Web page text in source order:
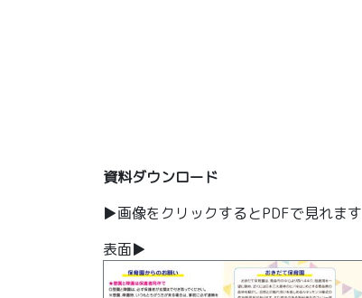
資料ダウンロード
▶画像をクリックするとPDFで見れます
表面▶